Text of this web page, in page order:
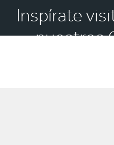
Inspírate
nuestros